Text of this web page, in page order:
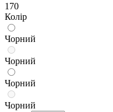
170
Колір
Чорний
Чорний
Чорний
Чорний